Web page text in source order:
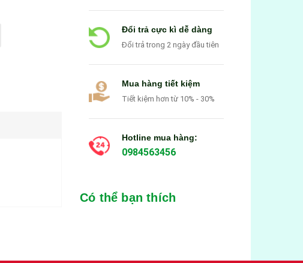
Đổi trả cực kì dễ dàng
Đổi trả trong 2 ngày đầu tiên
Mua hàng tiết kiệm
Tiết kiệm hơn từ 10% - 30%
Hotline mua hàng:
0984563456
Có thể bạn thích